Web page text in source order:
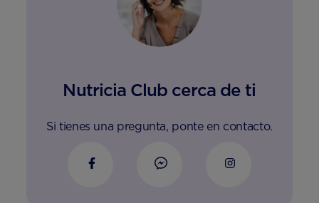
Nutricia Club cerca de ti
Si tienes una pregunta, ponte en contacto.